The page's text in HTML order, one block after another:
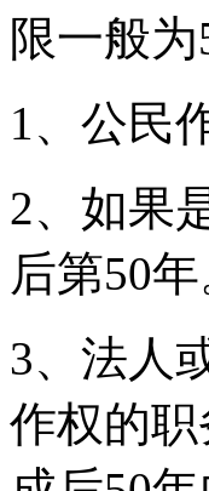
限一般为
1、公民
2、如果
后第50年
3、法人
作权的